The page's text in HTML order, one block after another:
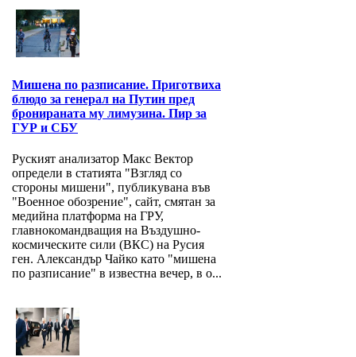
Мишена по разписание. Приготвиха
блюдо за генерал на Путин пред
бронираната му лимузина. Пир за
ГУР и СБУ
Руският анализатор Макс Вектор
определи в статията "Взгляд со
стороны мишени", публикувана във
"Военное обозрение", сайт, смятан за
медийна платформа на ГРУ,
главнокомандващия на Въздушно-
космическите сили (ВКС) на Русия
ген. Александър Чайко като "мишена
по разписание" в известна вечер, в о...